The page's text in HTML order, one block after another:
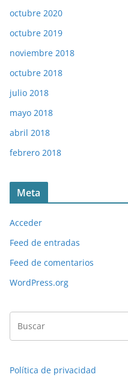
octubre 2020
octubre 2019
noviembre 2018
octubre 2018
julio 2018
mayo 2018
abril 2018
febrero 2018
Meta
Acceder
Feed de entradas
Feed de comentarios
WordPress.org
Política de privacidad